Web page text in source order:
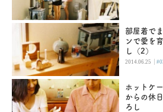
部屋着で
ンで愛を
し（2）
2014.06.25 |
ホットケ
からの休
ろし